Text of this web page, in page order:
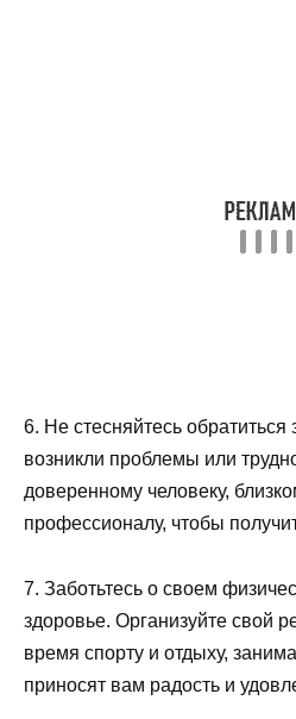
6. Не стесняйтесь
возникли проблемы или
доверенному человеку,
профессионалу, чтобы
7. Заботьтесь о своем
здоровье. Организуйте свой
время спорту и отдыху,
приносят вам радость и